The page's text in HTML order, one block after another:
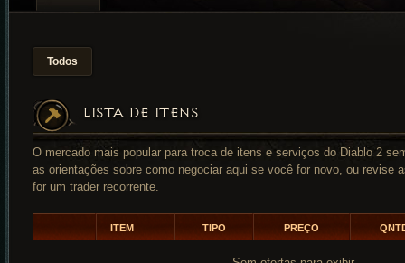
Todos
LISTA DE ITENS
O mercado mais popular para troca de itens e serviços do Diablo 2
as orientações sobre como negociar aqui se você for novo, ou revise
for um trader recorrente.
ITEM TIPO PREÇO